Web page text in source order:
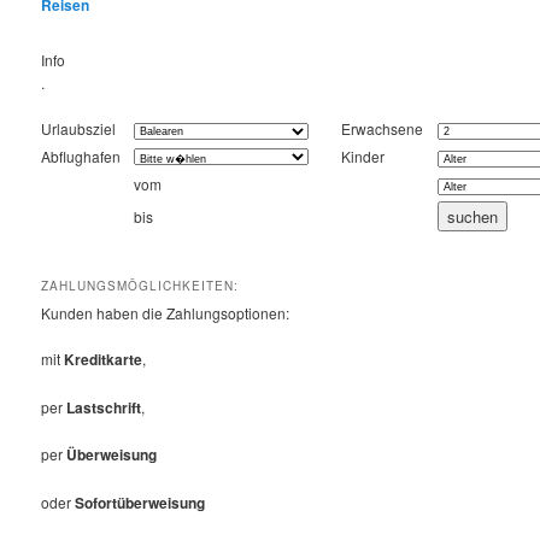
Reisen
Info
.
Urlaubsziel
Erwachsene
Abflughafen
Kinder
vom
bis
ZAHLUNGSMÖGLICHKEITEN:
Kunden haben die Zahlungsoptionen:
mitKreditkarte,
per Lastschrift,
per Überweisung
oderSofortüberweisung